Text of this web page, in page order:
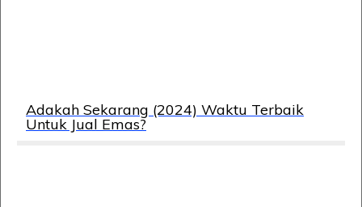
Adakah Sekarang (2024) Waktu Terbaik
Untuk Jual Emas?